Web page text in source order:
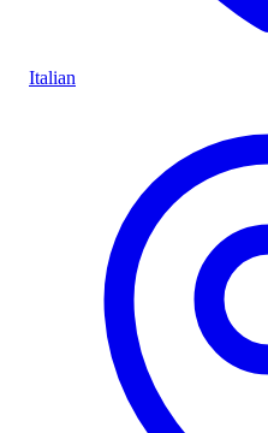
Italian